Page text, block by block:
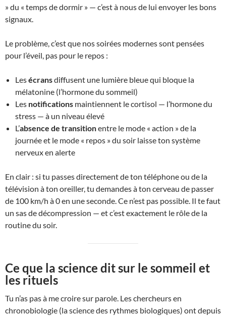
» du « temps de dormir » — c’est à nous de lui envoyer les bons
signaux.
Le problème, c’est que nos soirées modernes sont pensées
pour l’éveil, pas pour le repos :
Lesécransdiffusent une lumière bleue qui bloque la
mélatonine (l’hormone du sommeil)
Les notifications maintiennent le cortisol — l’hormone du
stress — à un niveau élevé
L’absence de transitionentre le mode « action » de la
journée et le mode « repos » du soir laisse ton système
nerveux en alerte
En clair : si tu passes directement de ton téléphone ou de la
télévision à ton oreiller, tu demandes à ton cerveau de passer
de 100 km/h à 0 en une seconde. Ce n’est pas possible. Il te faut
un sas de décompression — et c’est exactement le rôle de la
routine du soir.
Ce que la science dit sur le sommeil et
les rituels
Tu n’as pas à me croire sur parole. Les chercheurs en
chronobiologie (la science des rythmes biologiques) ont depuis